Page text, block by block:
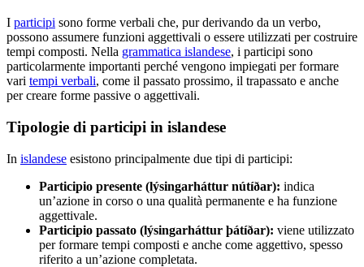
I participi sono forme verbali che, pur derivando da un verbo,
possono assumere funzioni aggettivali o essere utilizzati per costruire
tempi composti. Nella grammatica islandese, i participi sono
particolarmente importanti perché vengono impiegati per formare
vari tempi verbali, come il passato prossimo, il trapassato e anche
per creare forme passive o aggettivali.
Tipologie di participi in islandese
In islandese esistono principalmente due tipi di participi:
Participio presente (lýsingarháttur nútíðar): indica
un’azione in corso o una qualità permanente e ha funzione
aggettivale.
Participio passato (lýsingarháttur þátíðar): viene utilizzato
per formare tempi composti e anche come aggettivo, spesso
riferito a un’azione completata.